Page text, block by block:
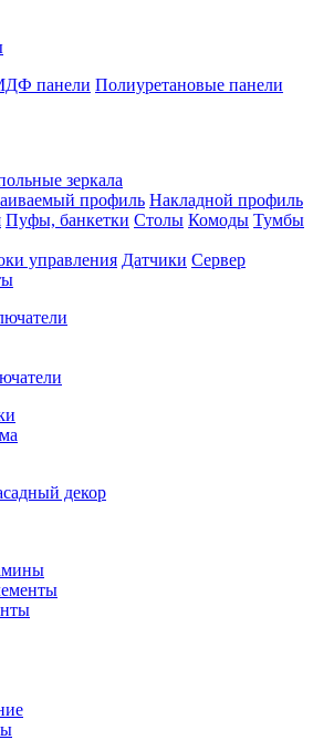
панели Полиуретановые панели
зеркала
профиль Накладной профиль
Пуфы, банкетки Столы Комоды Тумбы
управления Датчики Сервер
декор